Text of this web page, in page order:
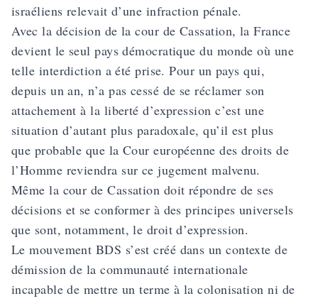
israéliens relevait d’une infraction pénale.
Avec la décision de la cour de Cassation, la France
devient le seul pays démocratique du monde où une
telle interdiction a été prise. Pour un pays qui,
depuis un an, n’a pas cessé de se réclamer son
attachement à la liberté d’expression c’est une
situation d’autant plus paradoxale, qu’il est plus
que probable que la Cour européenne des droits de
l’Homme reviendra sur ce jugement malvenu.
Même la cour de Cassation doit répondre de ses
décisions et se conformer à des principes universels
que sont, notamment, le droit d’expression.
Le mouvement BDS s’est créé dans un contexte de
démission de la communauté internationale
incapable de mettre un terme à la colonisation ni de